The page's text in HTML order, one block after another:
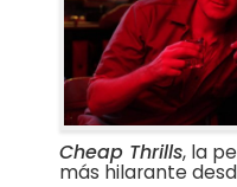
Cheap Thrills, la
más hilarante